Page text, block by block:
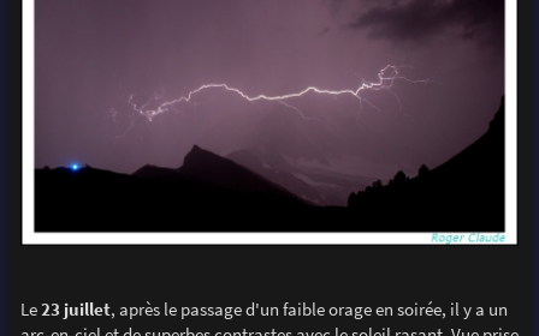
Le23 juillet, après le passage d'un faible orage en soirée, il y a un